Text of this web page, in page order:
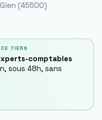
Gien (45500)
TIERS
comptables
, sous 48h, sans